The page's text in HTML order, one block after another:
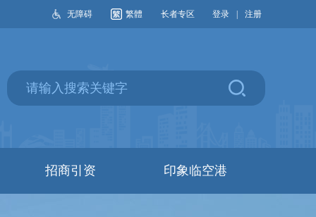
无障碍 繁體 长者专区 登录 注册
招商引资 印象临空港